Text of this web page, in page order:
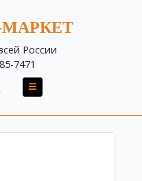
МАРКЕТ
России
7471